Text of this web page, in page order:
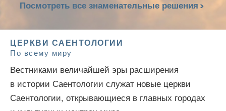
Посмотреть все знаменательные решения
ЦЕРКВИ САЕНТОЛОГИИ
По всему миру
Вестниками величайшей эры расширения
в истории Саентологии служат новые церкви
Саентологии, открывающиеся в главных городах